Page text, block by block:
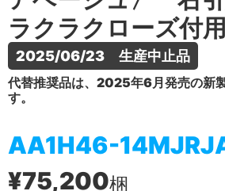
ラクラクローズ付用
2025/06/23　生産中止品
代替推奨品は、2025年6月発売の新
す。
AA1H46-
¥75,200梱